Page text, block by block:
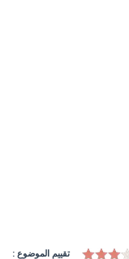
تقييم الموضوع :